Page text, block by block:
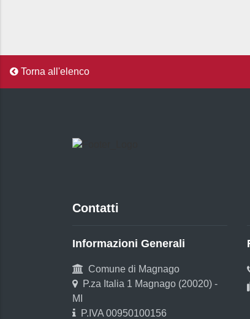
Torna all'elenco
Contatti
Informazioni Generali
Comune di Magnago
P.za Italia 1 Magnago (20020) -
MI
P.IVA 00950100156